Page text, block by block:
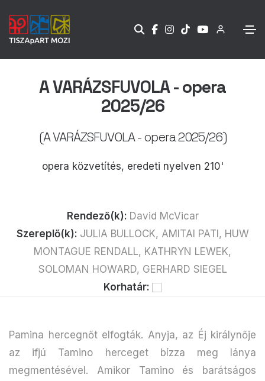
A VARÁZSFUVOLA - opera
2025/26
(A VARÁZSFUVOLA - opera 2025/26)
opera közvetítés, eredeti nyelven 210'
Rendező(k): David McVicar
Szereplő(k): JULIA BULLOCK, AMITAI PATI, HUW
MONTAGUE RENDALL, KATHRYN LEWEK,
SOLOMAN HOWARD, GERHARD SIEGEL
Korhatár:
Pamina hercegnőt elfogták. Anyja, az Éj királynője
az ifjú Tamino herceget bízza meg lánya
megmentésével. Amikor Tamino és barátságos